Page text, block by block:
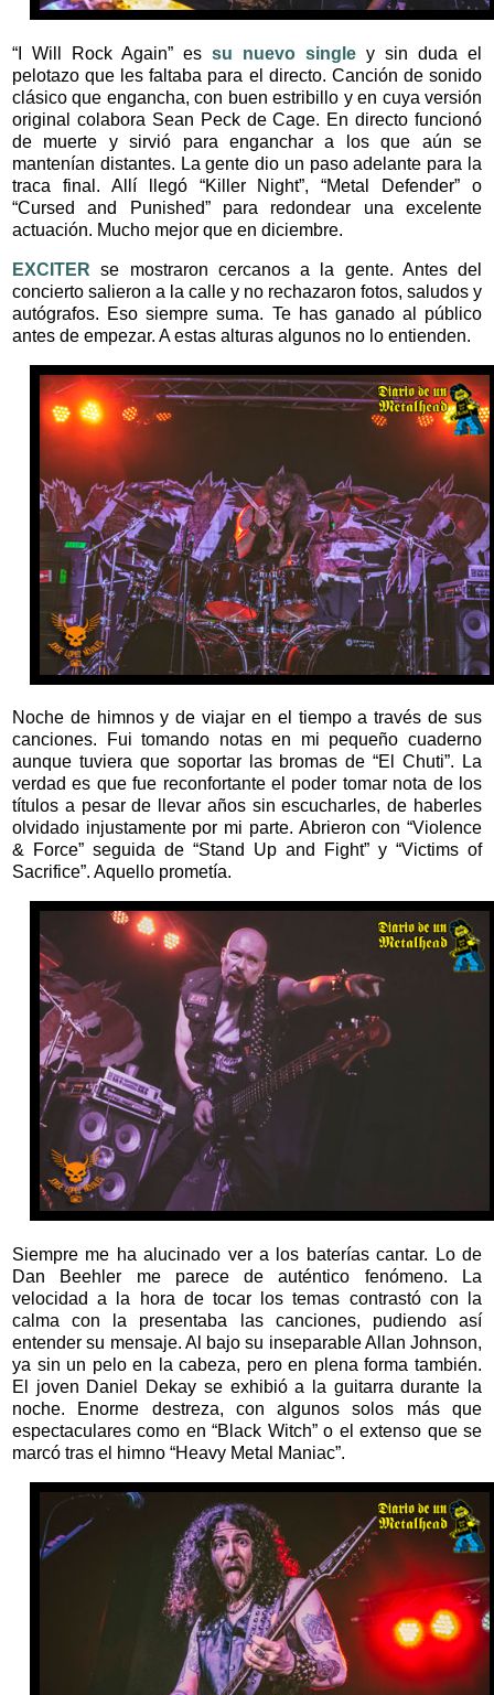
“I Will Rock Again” es su nuevo single y sin duda el
pelotazo que les faltaba para el directo. Canción de sonido
clásico que engancha, con buen estribillo y en cuya versión
original colabora Sean Peck de Cage. En directo funcionó
de muerte y sirvió para enganchar a los que aún se
mantenían distantes. La gente dio un paso adelante para la
traca final. Allí llegó “Killer Night”, “Metal Defender” o
“Cursed and Punished” para redondear una excelente
actuación. Mucho mejor que en diciembre.
EXCITER se mostraron cercanos a la gente. Antes del
concierto salieron a la calle y no rechazaron fotos, saludos y
autógrafos. Eso siempre suma. Te has ganado al público
antes de empezar. A estas alturas algunos no lo entienden.
Noche de himnos y de viajar en el tiempo a través de sus
canciones. Fui tomando notas en mi pequeño cuaderno
aunque tuviera que soportar las bromas de “El Chuti”. La
verdad es que fue reconfortante el poder tomar nota de los
títulos a pesar de llevar años sin escucharles, de haberles
olvidado injustamente por mi parte. Abrieron con “Violence
& Force” seguida de “Stand Up and Fight” y “Victims of
Sacrifice”. Aquello prometía.
Siempre me ha alucinado ver a los baterías cantar. Lo de
Dan Beehler me parece de auténtico fenómeno. La
velocidad a la hora de tocar los temas contrastó con la
calma con la presentaba las canciones, pudiendo así
entender su mensaje. Al bajo su inseparable Allan Johnson,
ya sin un pelo en la cabeza, pero en plena forma también.
El joven Daniel Dekay se exhibió a la guitarra durante la
noche. Enorme destreza, con algunos solos más que
espectaculares como en “Black Witch” o el extenso que se
marcó tras el himno “Heavy Metal Maniac”.